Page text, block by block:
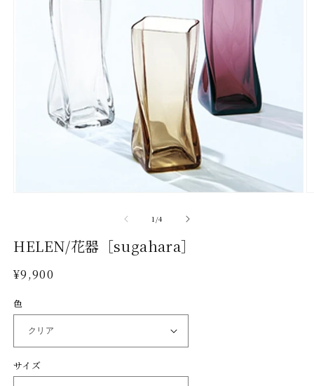
ル
で
デ
ア
(1)
開
1/の
4
HELEN/花器［sugahara］
通
価
¥9,900
色
サイズ